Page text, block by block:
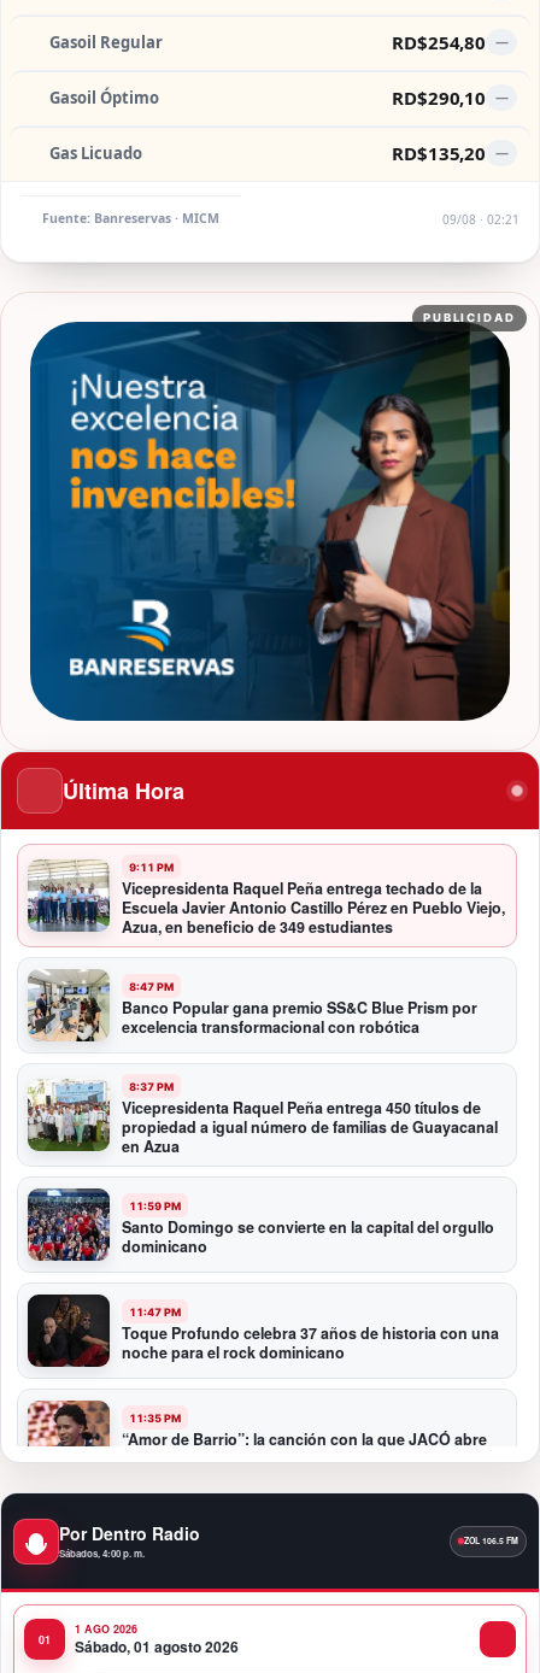
Gasoil Regular RD$254,80 —
Gasoil Óptimo RD$290,10 —
Gas Licuado RD$135,20 —
Fuente: Banreservas · MICM 09/08 · 02:21
PUBLICIDAD
Última Hora
9:11 PM
Vicepresidenta Raquel Peña entrega techado de la
Escuela Javier Antonio Castillo Pérez en Pueblo Viejo,
Azua, en beneficio de 349 estudiantes
8:47 PM
Banco Popular gana premio SS&C Blue Prism por
excelencia transformacional con robótica
8:37 PM
Vicepresidenta Raquel Peña entrega 450 títulos de
propiedad a igual número de familias de Guayacanal
en Azua
11:59 PM
Santo Domingo se convierte en la capital del orgullo
dominicano
11:47 PM
Toque Profundo celebra 37 años de historia con una
noche para el rock dominicano
11:35 PM
“Amor de Barrio”: la canción con la que JACÓ abre
un nuevo capítulo en la bachata
Presidente Abinader participa en la transmisión de
mando presidencial de Abelardo de la Espriella en
10:34 PM
Presidente Abinader participa en la transmisión de
Por Dentro Radio
Sábados, 4:00 p. m.
1 AGO 2026
Sábado, 01 agosto 2026